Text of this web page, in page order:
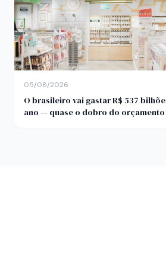
05/08/2026
O brasileiro vai gastar R$ 537
ano — quase o dobro do